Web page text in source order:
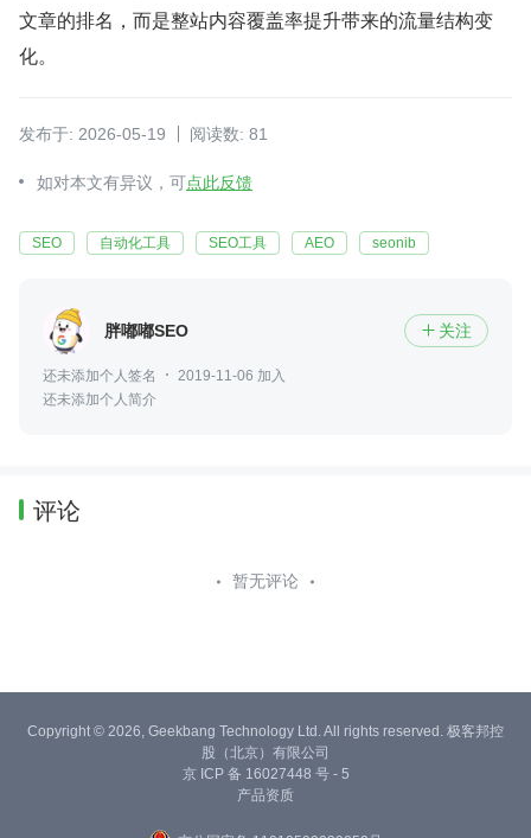
文章的排名，而是整站内容覆盖率提升带来的流量结构变
化。
发布于: 2026-05-19 阅读数: 81
如对本文有异议，可点此反馈
SEO 自动化工具 SEO工具 AEO seonib
胖嘟嘟SEO  关注
还未添加个人签名
2019-11-06 加入
还未添加个人简介
评论
暂无评论
Copyright © 2026, Geekbang Technology Ltd. All rights reserved. 极客邦控
股（北京）有限公司
京 ICP 备 16027448 号 - 5
产品资质